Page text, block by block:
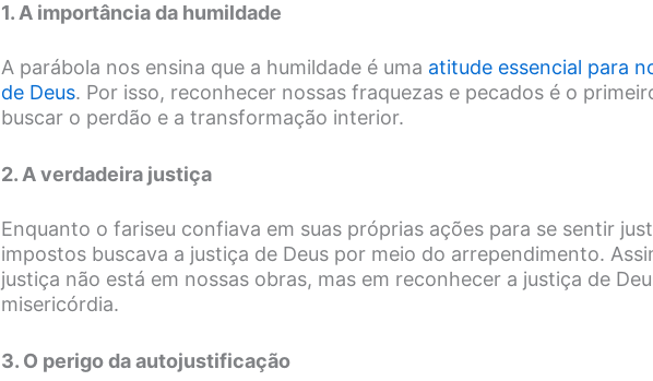
1. A importância da humildade
A parábola nos ensina que a humildade é uma atitude essencial para
de Deus. Por isso, reconhecer nossas fraquezas e pecados é o
buscar o perdão e a transformação interior.
2. A verdadeira justiça
Enquanto o fariseu confiava em suas próprias ações para se sentir
impostos buscava a justiça de Deus por meio do arrependimento.
justiça não está em nossas obras, mas em reconhecer a justiça de
misericórdia.
3. O perigo da autojustificação